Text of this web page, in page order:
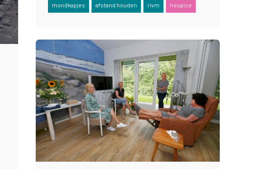
mondkapjes afstand houden rivm hospice